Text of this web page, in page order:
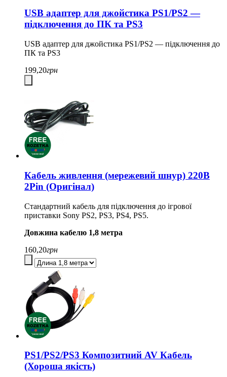
USB адаптер для джойстика PS1/PS2 —
підключення до ПК та PS3
USB адаптер для джойстика PS1/PS2 — підключення до
ПК та PS3
199,20грн
Кабель живлення (мережевий шнур) 220В
2Pin (Оригінал)
Стандартний кабель для підключення до ігрової
приставки Sony PS2, PS3, PS4, PS5.
Довжина кабелю 1,8 метра
160,20грн
PS1/PS2/PS3 Композитний AV Кабель
(Хороша якість)